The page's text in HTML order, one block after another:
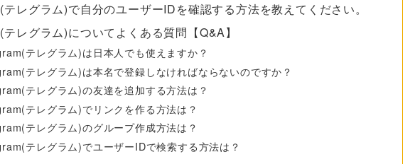
レグラム)で自分のユーザーIDを確認する方法を教えてください。
レグラム)についてよくある質問【Q&A】
テレグラム)は日本人でも使えますか？
テレグラム)は本名で登録しなければならないのですか？
テレグラム)の友達を追加する方法は？
テレグラム)でリンクを作る方法は？
テレグラム)のグループ作成方法は？
テレグラム)でユーザーIDで検索する方法は？